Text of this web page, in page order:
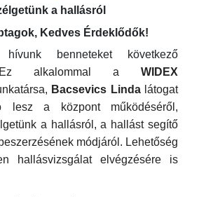
a hallásról
Kedves Érdeklődők!
benneteket következő
Ez alkalommal a WIDEX
Bacsevics Lindalátogat
lesz a központ működéséről,
a hallásról, a hallást segítő
módjáról. Lehetőség
hallásvizsgálat elvégzésére is